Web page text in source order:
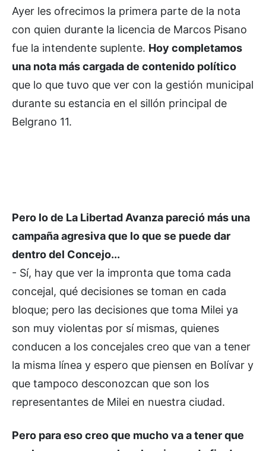
Ayer les ofrecimos la primera parte de la nota
con quien durante la licencia de Marcos Pisano
fue la intendente suplente. Hoy completamos
una nota más cargada de contenido político
que lo que tuvo que ver con la gestión municipal
durante su estancia en el sillón principal de
Belgrano 11.
Pero lo de La Libertad Avanza pareció más una
campaña agresiva que lo que se puede dar
dentro del Concejo...
- Sí, hay que ver la impronta que toma cada
concejal, qué decisiones se toman en cada
bloque; pero las decisiones que toma Milei ya
son muy violentas por sí mismas, quienes
conducen a los concejales creo que van a tener
la misma línea y espero que piensen en Bolívar y
que tampoco desconozcan que son los
representantes de Milei en nuestra ciudad.
Pero para eso creo que mucho va a tener que